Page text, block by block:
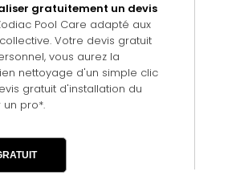
gratuitement un devis
Pool Care adapté aux
Votre devis gratuit
vous aurez la
nettoyage d'un simple clic
gratuit d'installation du
un pro*.